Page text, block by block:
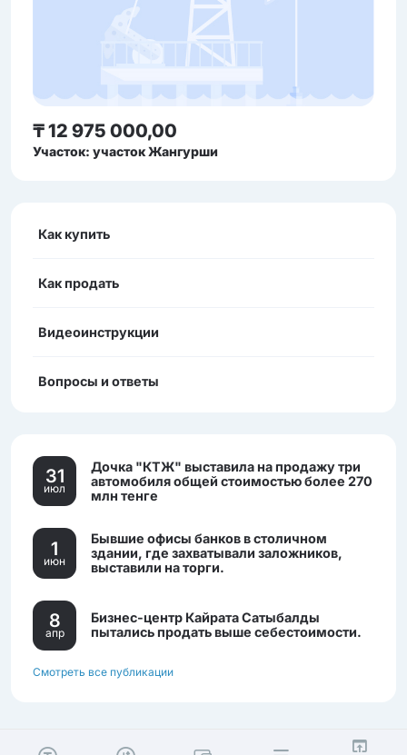
₸ 12 975 000,00
Участок: участок Жангурши
Как купить
Как продать
Видеоинструкции
Вопросы и ответы
31
июл
Дочка "КТЖ" выставила на продажу три
автомобиля общей стоимостью более 270
млн тенге
1
июн
Бывшие офисы банков в столичном
здании, где захватывали заложников,
выставили на торги.
8
апр
Бизнес-центр Кайрата Сатыбалды
пытались продать выше себестоимости.
Смотреть все публикации